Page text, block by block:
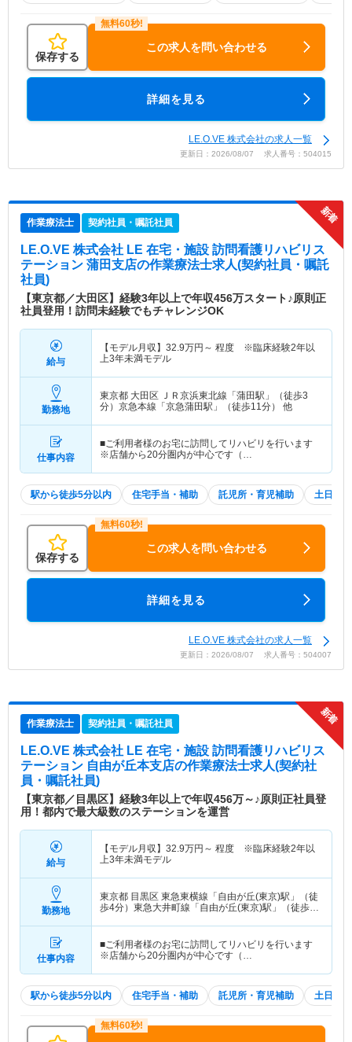
保存する
この求人を問い合わせる
詳細を見る
LE.O.VE 株式会社の求人一覧
更新日：2026/08/07 求人番号：504015
作業療法士 契約社員・嘱託社員
LE.O.VE 株式会社 LE 在宅・施設 訪問看護リハビリス
テーション 蒲田支店の作業療法士求人(契約社員・嘱託
社員)
【東京都／大田区】経験3年以上で年収456万スタート♪原則正
社員登用！訪問未経験でもチャレンジOK
給与
【モデル月収】 32.9万円～ 程度 ※臨床経験2年以
上3年未満モデル
勤務地
東京都 大田区 ＪＲ京浜東北線「蒲田駅」（徒歩3
分）京急本線「京急蒲田駅」（徒歩11分） 他
仕事内容
■ご利用者様のお宅に訪問してリハビリを行います
※店舗から20分圏内が中心です（…
駅から徒歩5分以内 住宅手当・補助 託児所・育児補助 土日祝休
保存する
この求人を問い合わせる
詳細を見る
LE.O.VE 株式会社の求人一覧
更新日：2026/08/07 求人番号：504007
作業療法士 契約社員・嘱託社員
LE.O.VE 株式会社 LE 在宅・施設 訪問看護リハビリス
テーション 自由が丘本支店の作業療法士求人(契約社
員・嘱託社員)
【東京都／目黒区】経験3年以上で年収456万～♪原則正社員登
用！都内で最大級数のステーションを運営
給与
【モデル月収】 32.9万円～ 程度 ※臨床経験2年以
上3年未満モデル
勤務地
東京都 目黒区 東急東横線「自由が丘(東京)駅」（徒
歩4分）東急大井町線「自由が丘(東京)駅」（徒歩4
仕事内容
■ご利用者様のお宅に訪問してリハビリを行います
※店舗から20分圏内が中心です（…
駅から徒歩5分以内 住宅手当・補助 託児所・育児補助 土日祝休